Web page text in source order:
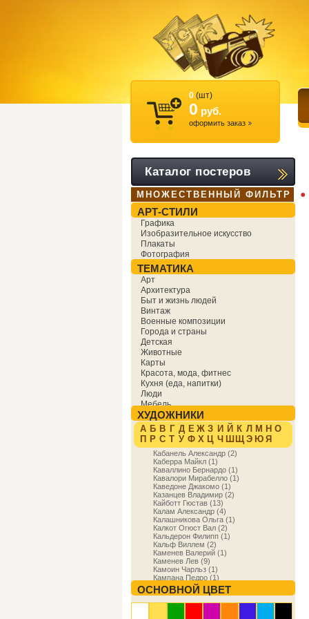
0 (шт)
0 руб.
оформить заказ
Каталог постеров
МНОЖЕСТВЕННЫЙ ФИЛЬТР ●
АРТ-СТИЛИ
Графика
Изобразительное искусство
Плакаты
Фотография
ТЕМАТИКА
Арт
Архитектура
Быт и жизнь людей
Винтаж
Военные композиции
Города и страны
Детская
Животные
Карты
Красота, мода, фитнес
Кухня (еда, напитки)
Люди
Мебель
Мировая культура
Музыка
Надписи
Образование
Отдых
Охота
Праздники
Природа
Религия и духовность
Спорт
Сфера деятельности
Транспорт
Фракталы
Фэнтези
Цветы
Юмор
ХУДОЖНИКИ
А Б В Г Д Е Ж З И Й К Л М Н О
П Р С Т У Ф Х Ц Ч Ш Щ Э Ю Я
Кабанель Александр (2)
Каберра Майкл (1)
Каваллино Бернардо (1)
Кавалори Мирабелло (1)
Каведоне Джакомо (1)
Казанцев Владимир (2)
Кайботт Гюстав (13)
Калам Александр (4)
Калашникова Ольга (1)
Калкот Огюст Вал (2)
Кальдерон Филипп (1)
Кальф Виллем (2)
Каменев Валерий (1)
Каменев Лев (9)
Камоин Чарльз (1)
Кампана Педро (1)
Кампен Робер (2)
Кан Ивонн (5)
Каналетто Антонио (18)
ОСНОВНОЙ ЦВЕТ